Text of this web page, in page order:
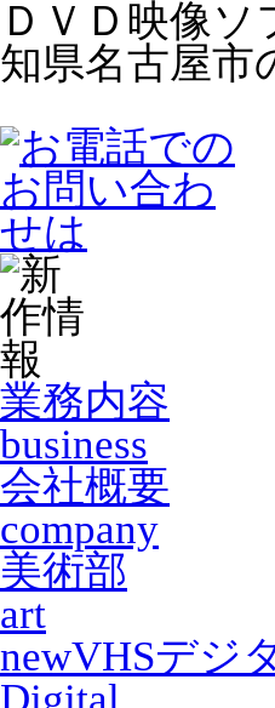
ＤＶＤ映像
知県名古屋市
業務内容
business
会社概要
company
美術部
art
newVHSデジ